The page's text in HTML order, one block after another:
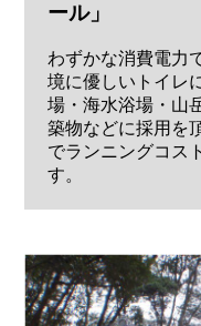
ール」
わずかな消費電力
境に優しいトイレ
場・海水浴場・山
築物などに採用を
でランニングコス
す。